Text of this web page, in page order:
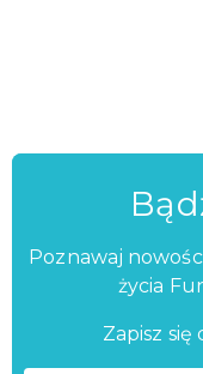
Poznawaj
życia
Zapisz